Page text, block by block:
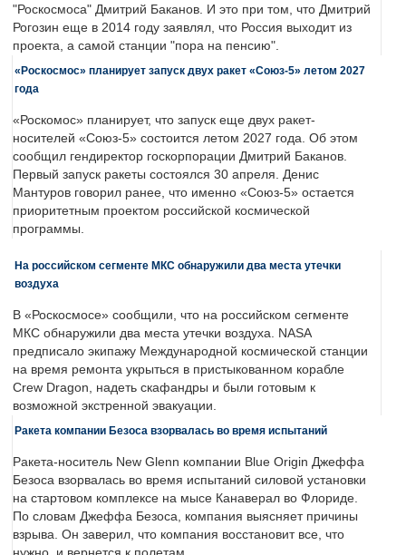
"Роскосмоса" Дмитрий Баканов. И это при том, что Дмитрий
Рогозин еще в 2014 году заявлял, что Россия выходит из
проекта, а самой станции "пора на пенсию".
«Роскосмос» планирует запуск двух ракет «Союз-5» летом 2027
года
«Роскомос» планирует, что запуск еще двух ракет-
носителей «Союз-5» состоится летом 2027 года. Об этом
сообщил гендиректор госкорпорации Дмитрий Баканов.
Первый запуск ракеты состоялся 30 апреля. Денис
Мантуров говорил ранее, что именно «Союз-5» остается
приоритетным проектом российской космической
программы.
На российском сегменте МКС обнаружили два места утечки
воздуха
В «Роскосмосе» сообщили, что на российском сегменте
МКС обнаружили два места утечки воздуха. NASA
предписало экипажу Международной космической станции
на время ремонта укрыться в пристыкованном корабле
Crew Dragon, надеть скафандры и были готовым к
возможной экстренной эвакуации.
Ракета компании Безоса взорвалась во время испытаний
Ракета-носитель New Glenn компании Blue Origin Джеффа
Безоса взорвалась во время испытаний силовой установки
на стартовом комплексе на мысе Канаверал во Флориде.
По словам Джеффа Безоса, компания выясняет причины
взрыва. Он заверил, что компания восстановит все, что